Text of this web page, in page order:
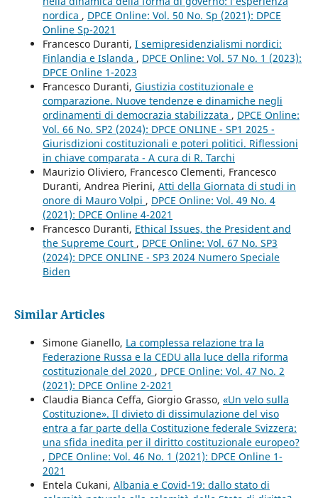
nordica , DPCE Online: Vol. 50 No. Sp (2021): DPCE
Online Sp-2021
Francesco Duranti, I semipresidenzialismi nordici:
Finlandia e Islanda , DPCE Online: Vol. 57 No. 1 (2023):
DPCE Online 1-2023
Francesco Duranti, Giustizia costituzionale e
comparazione. Nuove tendenze e dinamiche negli
ordinamenti di democrazia stabilizzata , DPCE Online:
Vol. 66 No. SP2 (2024): DPCE ONLINE - SP1 2025 -
Giurisdizioni costituzionali e poteri politici. Riflessioni
in chiave comparata - A cura di R. Tarchi
Maurizio Oliviero, Francesco Clementi, Francesco
Duranti, Andrea Pierini, Atti della Giornata di studi in
onore di Mauro Volpi , DPCE Online: Vol. 49 No. 4
(2021): DPCE Online 4-2021
Francesco Duranti, Ethical Issues, the President and
the Supreme Court , DPCE Online: Vol. 67 No. SP3
(2024): DPCE ONLINE - SP3 2024 Numero Speciale
Biden
Similar Articles
Simone Gianello, La complessa relazione tra la
Federazione Russa e la CEDU alla luce della riforma
costituzionale del 2020 , DPCE Online: Vol. 47 No. 2
(2021): DPCE Online 2-2021
Claudia Bianca Ceffa, Giorgio Grasso, «Un velo sulla
Costituzione». Il divieto di dissimulazione del viso
entra a far parte della Costituzione federale Svizzera:
una sfida inedita per il diritto costituzionale europeo?
, DPCE Online: Vol. 46 No. 1 (2021): DPCE Online 1-
2021
Entela Cukani, Albania e Covid-19: dallo stato di